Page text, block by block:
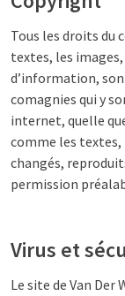
Tous les droits du
textes, les
d’information,
comagnies qui y
internet, quelle
comme les textes,
changés,
permission
Virus et
Le site de Van